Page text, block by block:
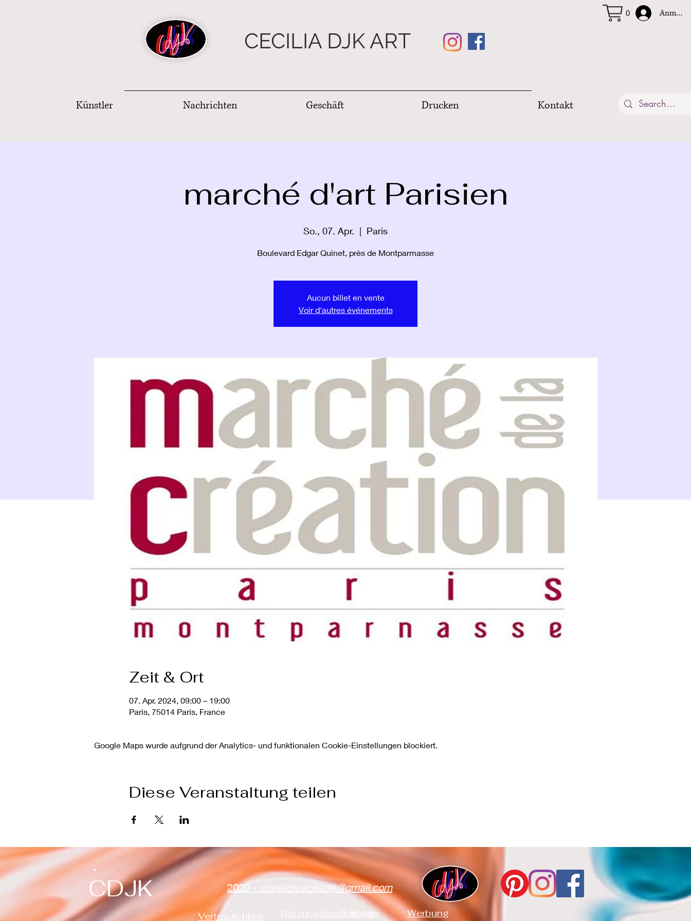
CECILIA DJK ART
0
Künstler Nachrichten Geschäft Drucken Kontakt
marché d'art Parisien
So., 07. Apr.
  |
Paris
Boulevard Edgar Quinet, près de Montparmasse
Aucun billet en vente
Voir d'autres événements
Zeit & Ort
07. Apr. 2024, 09:00 – 19:00
Paris, 75014 Paris, France
Google Maps wurde aufgrund der Analytics- und funktionalen Cookie-Einstellungen blockiert.
Diese Veranstaltung teilen
CDJK 2020 - contactceciliadjk@gmail.com
Nutzungsbedingung
Vertraulichkeit Kekse Werbung